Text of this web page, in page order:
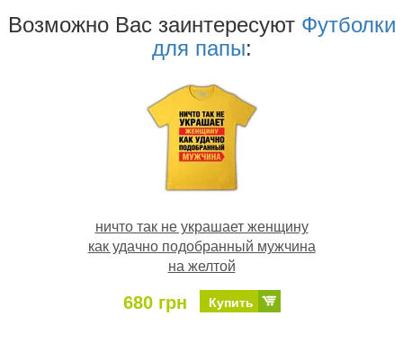
Возможно Ваc заинтересуют Футболки
для папы:
ничто так не украшает женщину
как удачно подобранный мужчина
на желтой
680 грн Купить